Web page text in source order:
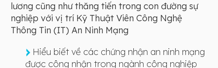
lương cũng như thăng tiến trong con đường sự
nghiệp với vị trí Kỹ Thuật Viên Công Nghệ
Thông Tin (IT) An Ninh Mạng
Hiểu biết về các chứng nhận an ninh mạng
được công nhận trong ngành công nghiệp